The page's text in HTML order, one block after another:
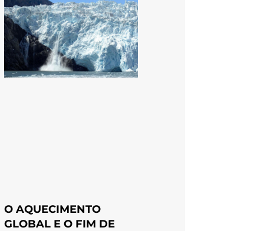
O AQUECIMENTO
GLOBAL E O FIM DE